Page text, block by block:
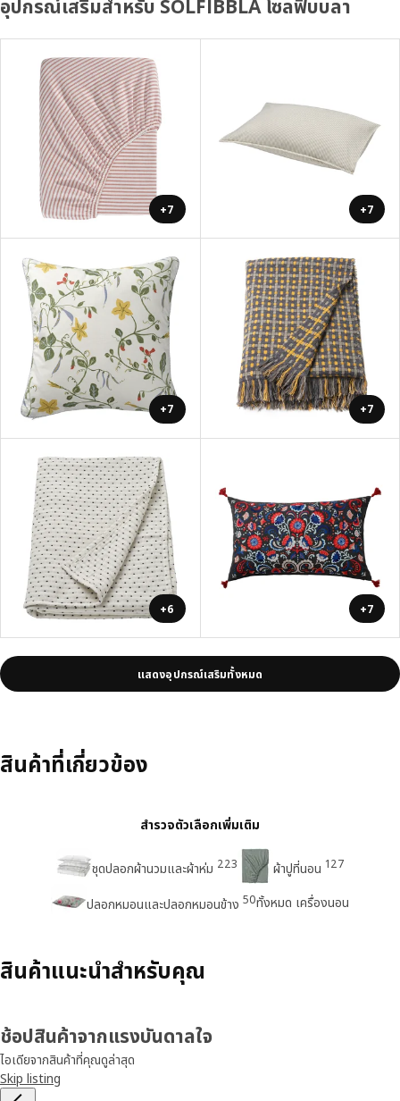
อุปกรณ์เสริมสำหรับ SOLFIBBLA โซลฟิบบลา
+7 +7
+7 +7
+6 +7
แสดงอุปกรณ์เสริมทั้งหมด
สินค้าที่เกี่ยวข้อง
สำรวจตัวเลือกเพิ่มเติม
ชุดปลอกผ้านวมและผ้าห่ม 223 ผ้าปูที่นอน 127
ปลอกหมอนและปลอกหมอนข้าง 50ทั้งหมด เครื่องนอน
สินค้าแนะนำสำหรับคุณ
ช้อปสินค้าจากแรงบันดาลใจ
ไอเดียจากสินค้าที่คุณดูล่าสุด
Skip listing